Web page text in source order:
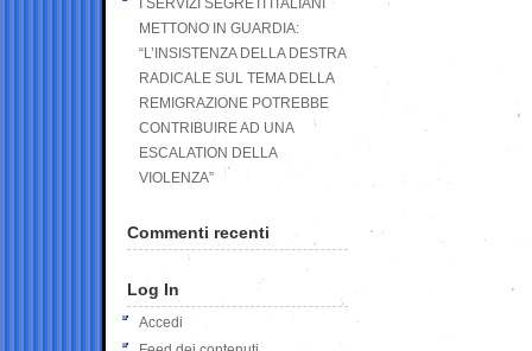
I SERVIZI SEGRETI ITALIANI
METTONO IN GUARDIA:
“L’INSISTENZA DELLA DESTRA
RADICALE SUL TEMA DELLA
REMIGRAZIONE POTREBBE
CONTRIBUIRE AD UNA
ESCALATION DELLA
VIOLENZA”
Commenti recenti
Log In
Accedi